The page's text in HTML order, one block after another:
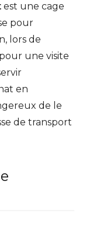
est une cage
pour
lors de
une visite
en
de le
de transport